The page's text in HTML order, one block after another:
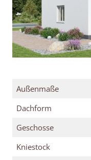
Außenmaße
Dachform
Geschosse
Kniestock